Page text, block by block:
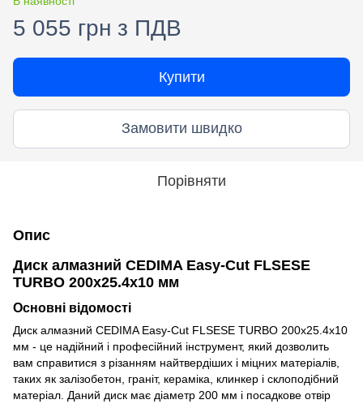
5 055 грн з ПДВ
Купити
Замовити швидко
Порівняти
Опис
Диск алмазний CEDIMA Easy-Cut FLSESE
TURBO 200х25.4х10 мм
Основні відомості
Диск алмазний CEDIMA Easy-Cut FLSESE TURBO 200х25.4х10
мм - це надійний і професійний інструмент, який дозволить
вам справитися з різанням найтвердіших і міцних матеріалів,
таких як залізобетон, граніт, кераміка, клинкер і склоподібний
матеріал. Даний диск має діаметр 200 мм і посадкове отвір